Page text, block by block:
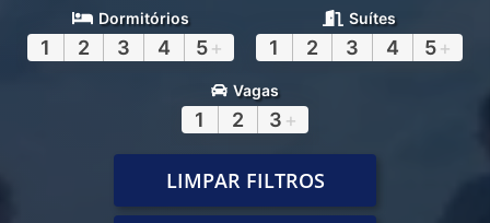
Dormitórios
1 2 3 4 5+
Suítes
1 2 3 4 5+
Vagas
1 2 3 +
LIMPAR FILTROS